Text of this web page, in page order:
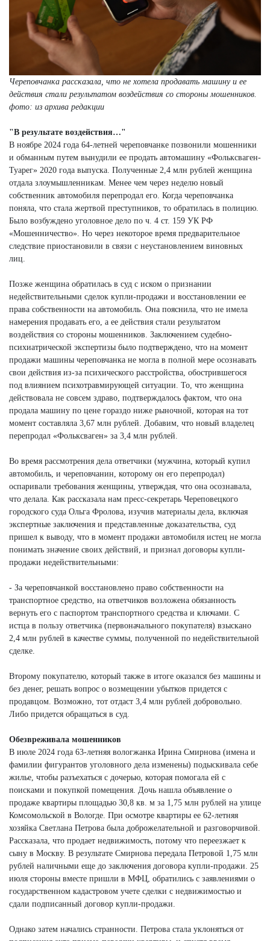
Череповчанка рассказала, что не хотела продавать машину и ее
действия стали результатом воздействия со стороны мошенников.
фото: из архива редакции
"В результате воздействия…"
В ноябре 2024 года 64-летней череповчанке позвонили мошенники
и обманным путем вынудили ее продать автомашину «Фольксваген-
Туарег» 2020 года выпуска. Полученные 2,4 млн рублей женщина
отдала злоумышленникам. Менее чем через неделю новый
собственник автомобиля перепродал его. Когда череповчанка
поняла, что стала жертвой преступников, то обратилась в полицию.
Было возбуждено уголовное дело по ч. 4 ст. 159 УК РФ
«Мошенничество». Но через некоторое время предварительное
следствие приостановили в связи с неустановлением виновных
лиц.
Позже женщина обратилась в суд с иском о признании
недействительными сделок купли-продажи и восстановлении ее
права собственности на автомобиль. Она пояснила, что не имела
намерения продавать его, а ее действия стали результатом
воздействия со стороны мошенников. Заключением судебно-
психиатрической экспертизы было подтверждено, что на момент
продажи машины череповчанка не могла в полной мере осознавать
свои действия из-за психического расстройства, обострившегося
под влиянием психотравмирующей ситуации. То, что женщина
действовала не совсем здраво, подтверждалось фактом, что она
продала машину по цене гораздо ниже рыночной, которая на тот
момент составляла 3,67 млн рублей. Добавим, что новый владелец
перепродал «Фольксваген» за 3,4 млн рублей.
Во время рассмотрения дела ответчики (мужчина, который купил
автомобиль, и череповчанин, которому он его перепродал)
оспаривали требования женщины, утверждая, что она осознавала,
что делала. Как рассказала нам пресс-секретарь Череповецкого
городского суда Ольга Фролова, изучив материалы дела, включая
экспертные заключения и представленные доказательства, суд
пришел к выводу, что в момент продажи автомобиля истец не могла
понимать значение своих действий, и признал договоры купли-
продажи недействительными:
- За череповчанкой восстановлено право собственности на
транспортное средство, на ответчиков возложена обязанность
вернуть его с паспортом транспортного средства и ключами. С
истца в пользу ответчика (первоначального покупателя) взыскано
2,4 млн рублей в качестве суммы, полученной по недействительной
сделке.
Второму покупателю, который также в итоге оказался без машины и
без денег, решать вопрос о возмещении убытков придется с
продавцом. Возможно, тот отдаст 3,4 млн рублей добровольно.
Либо придется обращаться в суд.
Обезвреживала мошенников
В июле 2024 года 63-летняя вологжанка Ирина Смирнова (имена и
фамилии фигурантов уголовного дела изменены) подыскивала себе
жилье, чтобы разъехаться с дочерью, которая помогала ей с
поисками и покупкой помещения. Дочь нашла объявление о
продаже квартиры площадью 30,8 кв. м за 1,75 млн рублей на улице
Комсомольской в Вологде. При осмотре квартиры ее 62-летняя
хозяйка Светлана Петрова была доброжелательной и разговорчивой.
Рассказала, что продает недвижимость, потому что переезжает к
сыну в Москву. В результате Смирнова передала Петровой 1,75 млн
рублей наличными еще до заключения договора купли-продажи. 25
июля стороны вместе пришли в МФЦ, обратились с заявлениями о
государственном кадастровом учете сделки с недвижимостью и
сдали подписанный договор купли-продажи.
Однако затем начались странности. Петрова стала уклоняться от